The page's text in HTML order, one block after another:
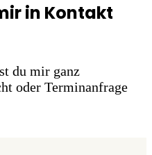
in Kontakt
du mir ganz
oder Terminanfrage